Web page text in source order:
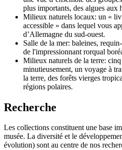
plus importants, des algues aux
Milieux naturels locaux: un «
accessible » dans lequel vous
d’Allemagne du sud-ouest.
Salle de la mer: baleines,
de l'impressionnant rorqual
Milieux naturels de la terre: cinq
minutieusement, un voyage à
la terre, des forêts vierges
régions polaires.
Recherche
Les collections constituent une base
musée. La diversité et le
évolution) sont au centre de nos